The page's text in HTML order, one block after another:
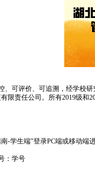
可评价、可追溯，经学校
限责任公司。所有2019级
-学生端”登录PC端或移动端
：学号